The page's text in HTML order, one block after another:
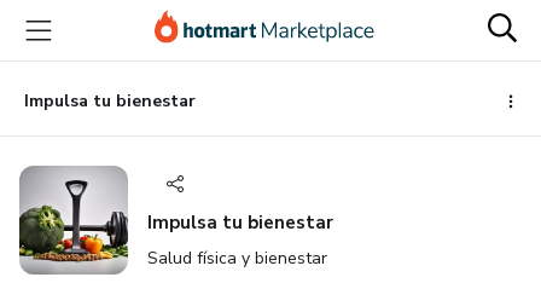
principal
página
de
página
Impulsa tu bienestar
Impulsa tu bienestar
Salud física y bienestar